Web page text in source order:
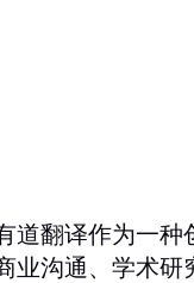
翻译作为一
沟通、学术